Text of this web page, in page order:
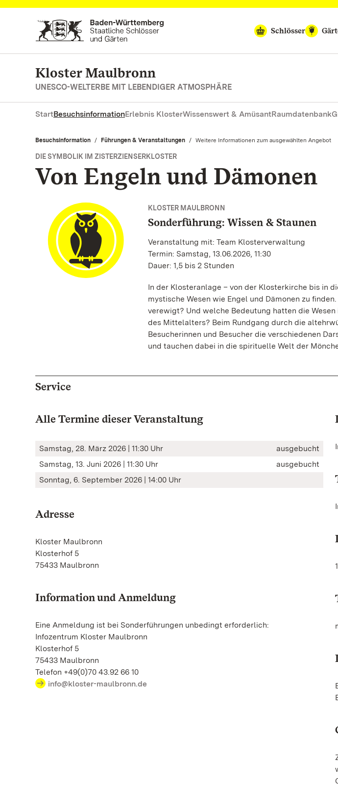
Zum Hauptinhalt springen
Schlösser
Kloster Maulbronn
UNESCO-WELTERBE MIT LEBENDIGER ATMOSPHÄRE
StartBesuchsinformationErlebnis KlosterWissenswert & AmüsantRaumdatenbank
Besuchsinformation Führungen & Veranstaltungen Aktuell:
Weitere Informationen zum ausgewählten Angebot
DIE SYMBOLIK IM ZISTERZIENSERKLOSTER
Von Engeln und Dämonen
KLOSTER MAULBRONN
Sonderführung: Wissen & Staunen
Veranstaltung mit: Team Klosterverwaltung
Termin: Samstag, 13.06.2026, 11:30
Dauer: 1,5 bis 2 Stunden
In der Klosteranlage – von der Klosterkirche bis in
mystische Wesen wie Engel und Dämonen zu
verewigt? Und welche Bedeutung hatten die
des Mittelalters? Beim Rundgang durch die
Besucherinnen und Besucher die verschiedenen
und tauchen dabei in die spirituelle Welt der
Service
Alle Termine dieser Veranstaltung
Samstag, 28. März 2026 | 11:30 Uhr
ausgebucht
Samstag, 13. Juni 2026 | 11:30 Uhr
ausgebucht
Sonntag, 6. September 2026 | 14:00 Uhr
Adresse
Kloster Maulbronn
Klosterhof 5
75433 Maulbronn
Information und Anmeldung
Eine Anmeldung ist bei Sonderführungen unbedingt erforderlich:
Infozentrum Kloster Maulbronn
Klosterhof 5
75433 Maulbronn
Telefon +49(0)70 43.92 66 10
info@kloster-maulbronn.de